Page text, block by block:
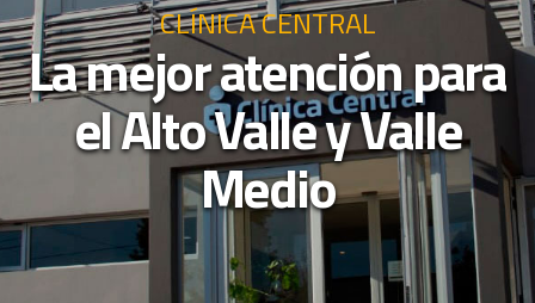
CLÍNICA CENTRAL
La mejor atención para
el Alto Valle y Valle
Medio
CLÍNICA CENTRAL
Calidad humana y
profesionalismo
CLÍNICA CENTRAL
Una nueva mirada